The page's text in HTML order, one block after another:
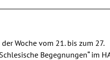
Woche vom 21. bis zum 27.
Begegnungen“ im